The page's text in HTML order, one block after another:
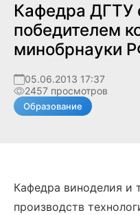
Кафедра ДГТУ
победителем
минобрнауки
05.06.2013 17:37
2457 просмотров
Образование
Кафедра виноделия и
производств